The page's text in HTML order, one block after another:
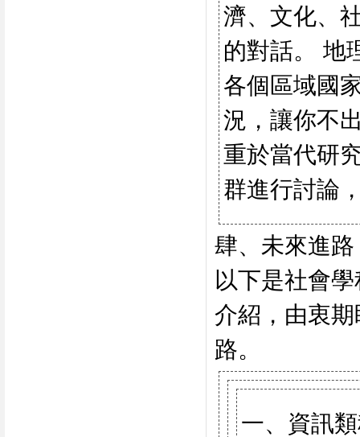
濟、文化、
的對話。 地
各個區域國
況，讓你不
重於當代研
群進行討論
肆、未來進路
以下是社會
介紹，由衷
路。
一、資訊